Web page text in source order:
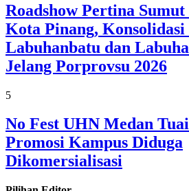
Roadshow Pertina
Kota Pinang, Konsolidasi
Labuhanbatu dan
Jelang Porprovsu 2026
5
No Fest UHN Medan
Promosi Kampus Diduga
Dikomersialisasi